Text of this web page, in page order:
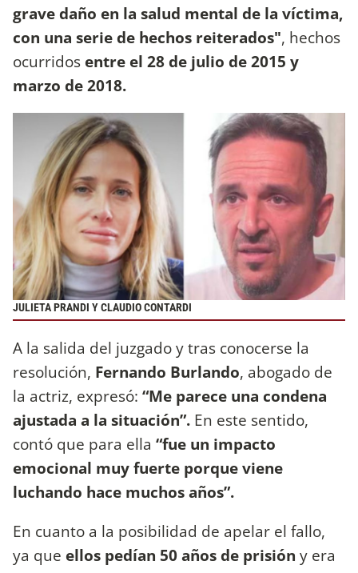
grave daño en la salud mental de la víctima,
con una serie de hechos reiterados", hechos
ocurridos entre el 28 de julio de 2015 y
marzo de 2018.
JULIETA PRANDI Y CLAUDIO CONTARDI
A la salida del juzgado y tras conocerse la
resolución, Fernando Burlando, abogado de
la actriz, expresó: “Me parece una condena
ajustada a la situación”. En este sentido,
contó que para ella “fue un impacto
emocional muy fuerte porque viene
luchando hace muchos años”.
En cuanto a la posibilidad de apelar el fallo,
ya que ellos pedían 50 años de prisión y era